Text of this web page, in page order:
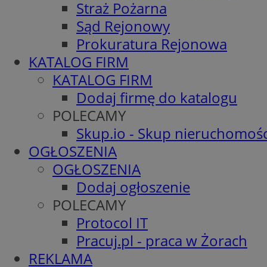
Straż Pożarna
Sąd Rejonowy
Prokuratura Rejonowa
KATALOG FIRM
KATALOG FIRM
Dodaj firmę do katalogu
POLECAMY
Skup.io - Skup
OGŁOSZENIA
OGŁOSZENIA
Dodaj ogłoszenie
POLECAMY
Protocol IT
Pracuj.pl - praca w Żorach
REKLAMA